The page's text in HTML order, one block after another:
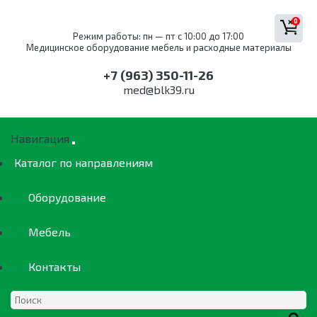
Режим работы: пн — пт с 10:00 до 17:00
Медицинское оборудование мебель и расходные материалы
0
+7 (963) 350-11-26
med@blk39.ru
Навигация
Каталог по направлениям
Оборудование
Мебель
Контакты
ОБОРУДОВАНИЕ
КАТАЛОГ ПО
МЕБЕЛЬ